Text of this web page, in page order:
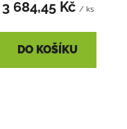
3 684,45 Kč / ks
DO KOŠÍKU